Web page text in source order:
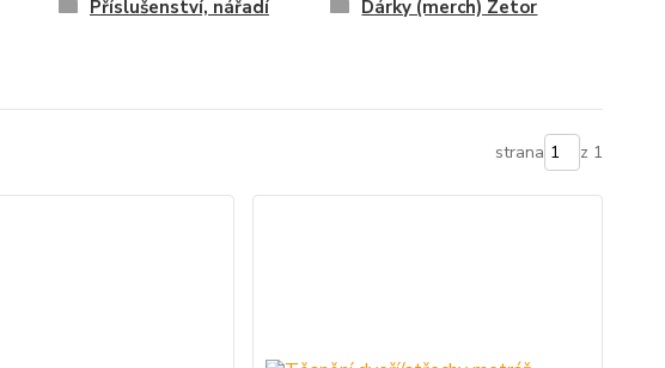
Příslušenství, nářadí Dárky (merch) Zetor
strana z 1